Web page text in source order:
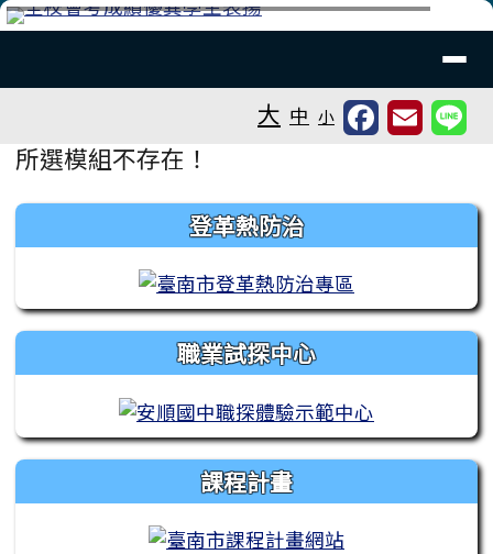
跳至主內容區
台南市安順國中
大 中 小
主內容區域
所選模組不存在！
左邊區域內容 登革熱防治
職業試探中心
課程計畫
頁尾區域